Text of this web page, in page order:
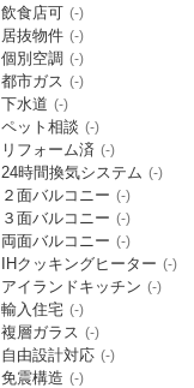
飲食店可 (-)
居抜物件 (-)
個別空調 (-)
都市ガス (-)
下水道 (-)
ペット相談 (-)
リフォーム済 (-)
24時間換気システム (-)
２面バルコニー (-)
３面バルコニー (-)
両面バルコニー (-)
IHクッキングヒーター (-)
アイランドキッチン (-)
輸入住宅 (-)
複層ガラス (-)
自由設計対応 (-)
免震構造 (-)